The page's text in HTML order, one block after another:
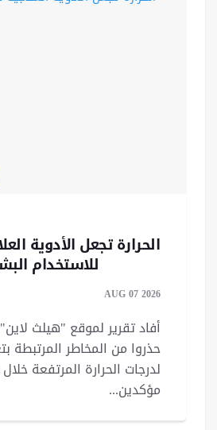
الحرارة تجعل الأدوية
للاستخدام
AUG 07 2026
أفاد تقرير لموقع "هيلث
حذروا من المخاطر المرتبطة
لدرجات الحرارة المرتفعة
مؤكدين...